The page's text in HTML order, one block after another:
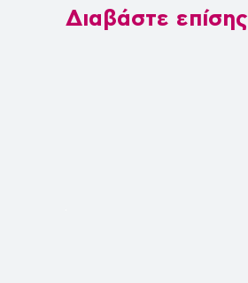
Διαβάστε επίσης